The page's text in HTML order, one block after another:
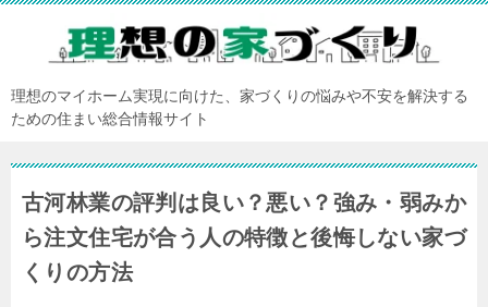
理想のマイホーム実現に向けた、家づくりの悩みや不安を解決する
ための住まい総合情報サイト
古河林業の評判は良い？悪い？強み・弱みか
ら注文住宅が合う人の特徴と後悔しない家づ
くりの方法